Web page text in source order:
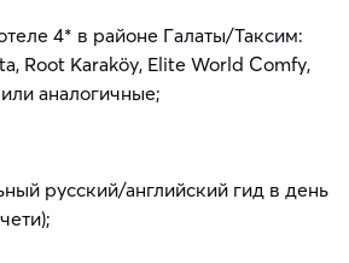
4* в районе Галаты/Таксим:
Root Karaköy, Elite World Comfy,
аналогичные;
русский/английский гид в день